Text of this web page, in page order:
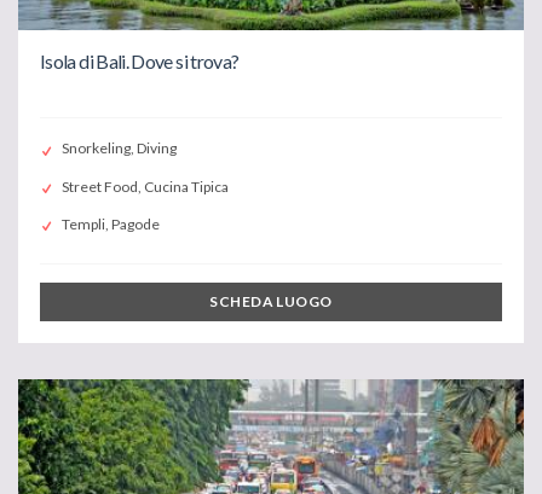
Isola di Bali. Dove si trova?
Snorkeling, Diving
Street Food, Cucina Tipica
Templi, Pagode
SCHEDA LUOGO